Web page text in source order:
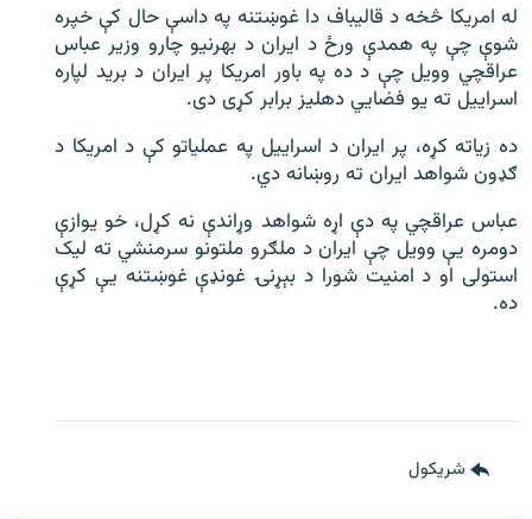
له امریکا څخه د قالیباف دا غوښتنه په داسې حال کې خپره
شوې چې په همدې ورځ د ایران د بهرنیو چارو وزیر عباس
عراقچي وویل چې د ده په باور امریکا پر ایران د برید لپاره
اسراییل ته یو فضایي دهلیز برابر کړی دی.
ده زیاته کړه، پر ایران د اسراییل په عملیاتو کې د امریکا د
ګډون شواهد ایران ته روښانه دي.
عباس عراقچي په دې اړه شواهد وړاندې نه کړل، خو یوازې
دومره یې وویل چې ایران د ملګرو ملتونو سرمنشي ته لیک
استولی او د امنیت شورا د بېړنۍ غونډې غوښتنه یې کړې
ده.
شريکول